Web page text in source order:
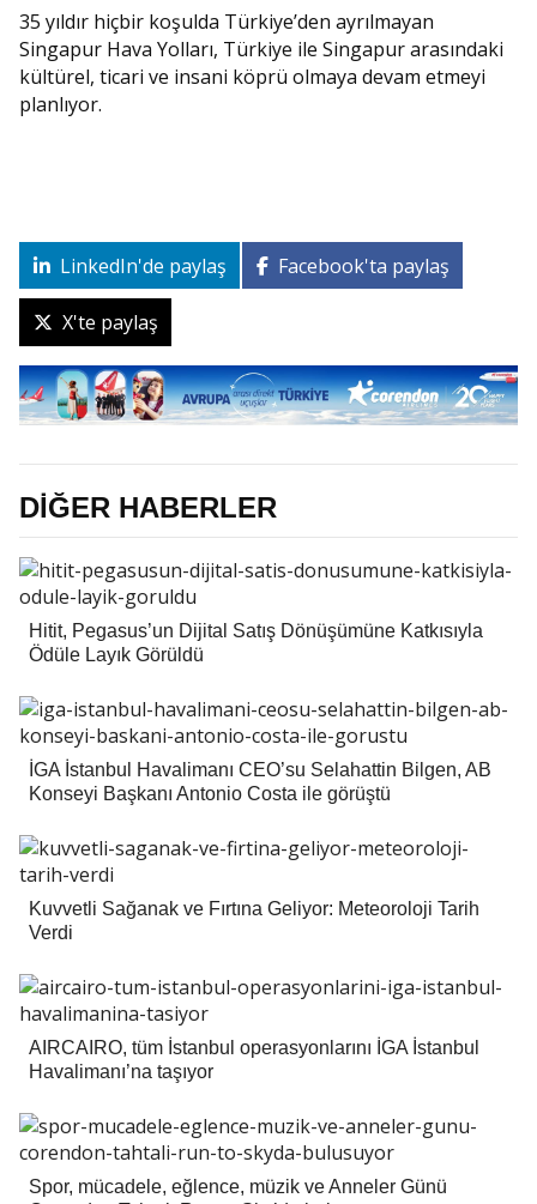
35 yıldır hiçbir koşulda Türkiye’den ayrılmayan
Singapur Hava Yolları, Türkiye ile Singapur arasındaki
kültürel, ticari ve insani köprü olmaya devam etmeyi
planlıyor.
LinkedIn'de paylaş Facebook'ta paylaş
X'te paylaş
DİĞER HABERLER
Hitit, Pegasus’un Dijital Satış Dönüşümüne Katkısıyla
Ödüle Layık Görüldü
İGA İstanbul Havalimanı CEO’su Selahattin Bilgen, AB
Konseyi Başkanı Antonio Costa ile görüştü
Kuvvetli Sağanak ve Fırtına Geliyor: Meteoroloji Tarih
Verdi
AIRCAIRO, tüm İstanbul operasyonlarını İGA İstanbul
Havalimanı’na taşıyor
Spor, mücadele, eğlence, müzik ve Anneler Günü